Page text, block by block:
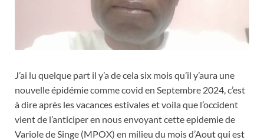
J’ai lu quelque part il y’a de cela six mois qu’il y’aura une
nouvelle épidémie comme covid en Septembre 2024, c’est
à dire après les vacances estivales et voila que l’occident
vient de l’anticiper en nous envoyant cette epidemie de
Variole de Singe (MPOX) en milieu du mois d’Aout qui est